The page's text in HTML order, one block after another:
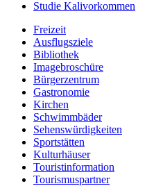
Studie Kalivorkommen
Freizeit
Ausflugsziele
Bibliothek
Imagebroschüre
Bürgerzentrum
Gastronomie
Kirchen
Schwimmbäder
Sehenswürdigkeiten
Sportstätten
Kulturhäuser
Touristinformation
Tourismuspartner